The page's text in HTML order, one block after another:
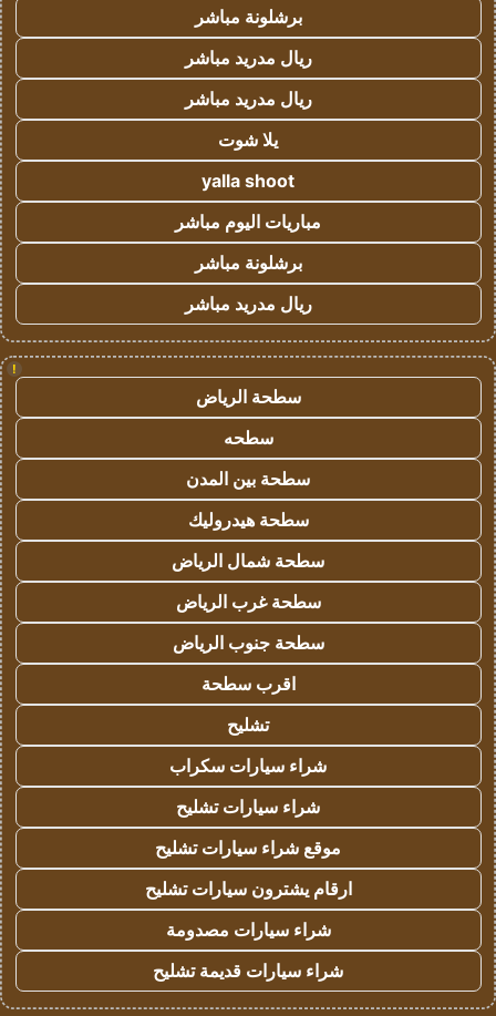
برشلونة مباشر
ريال مدريد مباشر
ريال مدريد مباشر
يلا شوت
yalla shoot
مباريات اليوم مباشر
برشلونة مباشر
ريال مدريد مباشر
!
سطحة الرياض
سطحه
سطحة بين المدن
سطحة هيدروليك
سطحة شمال الرياض
سطحة غرب الرياض
سطحة جنوب الرياض
اقرب سطحة
تشليح
شراء سيارات سكراب
شراء سيارات تشليح
موقع شراء سيارات تشليح
ارقام يشترون سيارات تشليح
شراء سيارات مصدومة
شراء سيارات قديمة تشليح